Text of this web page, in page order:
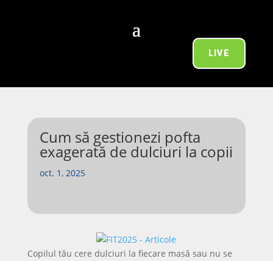
LIVE
Cum să gestionezi pofta
exagerată de dulciuri la copii
oct. 1, 2025
Copilul tău cere dulciuri la fiecare masă sau nu se